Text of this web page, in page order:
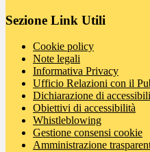
Sezione Link Utili
Cookie policy
Note legali
Informativa Privacy
Ufficio Relazioni con il
Dichiarazione di
Obiettivi di accessibilità
Whistleblowing
Gestione consensi cookie
Amministrazione